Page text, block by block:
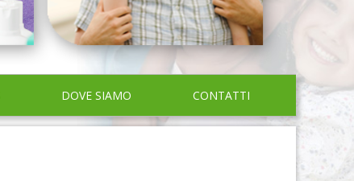
DOVE SIAMO CONTATTI